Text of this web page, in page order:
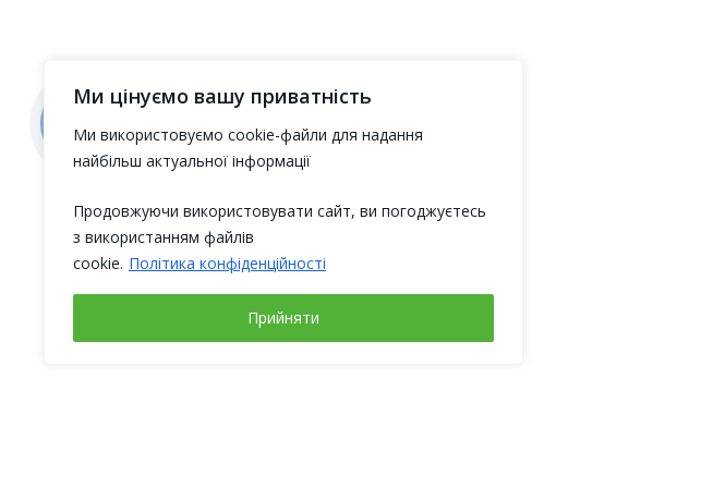
Ми цінуємо вашу приватність
Ми використовуємо cookie-файли для надання
найбільш актуальної інформації
Продовжуючи використовувати сайт, ви погоджуєтесь
з використанням файлів
cookie. Політика конфіденційності
Прийняти